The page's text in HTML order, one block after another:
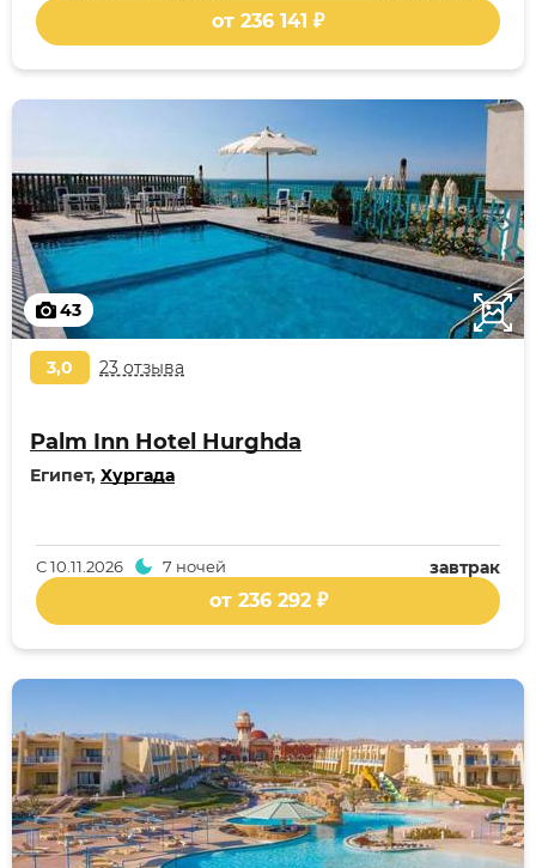
от 236 141 ₽
43
3,0 23 отзыва
Palm Inn Hotel Hurghda
Египет, Хургада
завтрак
С10.11.2026 7 ночей
от 236 292 ₽